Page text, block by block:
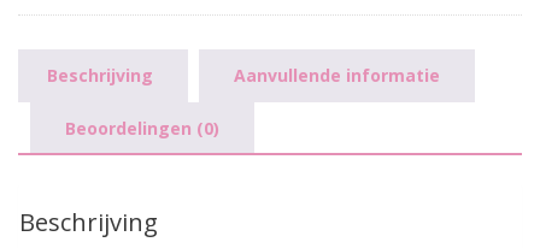
Beschrijving Aanvullende informatie
Beoordelingen (0)
Beschrijving